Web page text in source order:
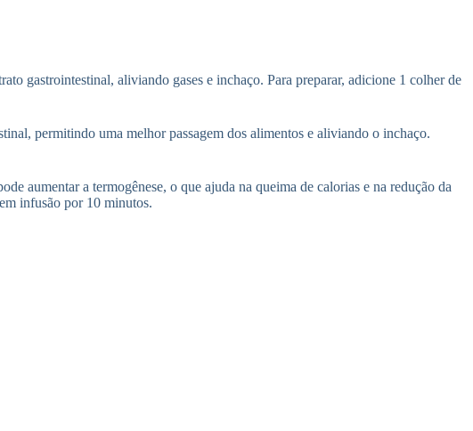
gastrointestinal, aliviando gases e inchaço. Para preparar, adicione 1 colher de
permitindo uma melhor passagem dos alimentos e aliviando o inchaço.
aumentar a termogênese, o que ajuda na queima de calorias e na redução da
infusão por 10 minutos.